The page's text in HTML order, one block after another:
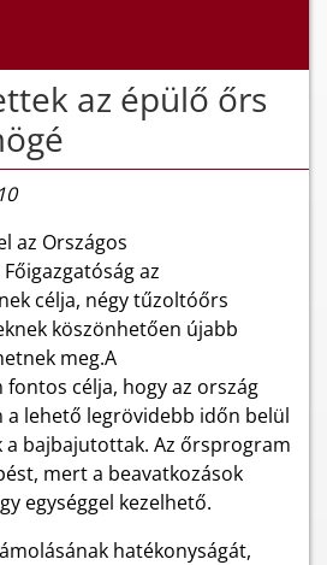
az épülő őrs
az Országos
az
célja, négy tűzoltóőrs
köszönhetően újabb
meg.A
célja, hogy az ország
lehető legrövidebb időn belül
a bajbajutottak. Az őrsprogram
mert a beavatkozások
egységgel kezelhető.
hatékonyságát,